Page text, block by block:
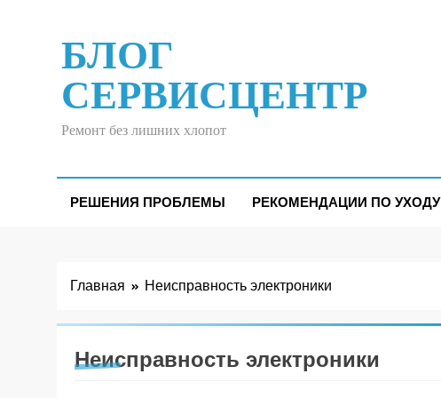
содержимомуБЛОГ
СЕРВИСЦЕНТР
Ремонт без лишних хлопот
РЕШЕНИЯ ПРОБЛЕМЫ РЕКОМЕНДАЦИИ ПО УХОДУ
Главная Неисправность электроники
Неисправность электроники